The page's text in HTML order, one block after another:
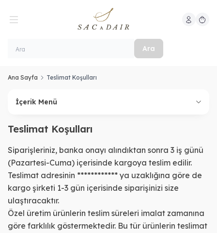
Ara
Hesabım
Ana Sayfa Teslimat Koşulları
İçerik Menü
Teslimat Koşulları
Siparişleriniz, banka onayı alındıktan sonra 3 iş günü
(Pazartesi-Cuma) içerisinde kargoya teslim edilir.
Teslimat adresinin ************ ya uzaklığına göre de
kargo şirketi 1-3 gün içerisinde siparişinizi size
ulaştıracaktır.
Özel üretim ürünlerin teslim süreleri imalat zamanına
göre farklılık göstermektedir. Bu tür ürünlerin teslimat